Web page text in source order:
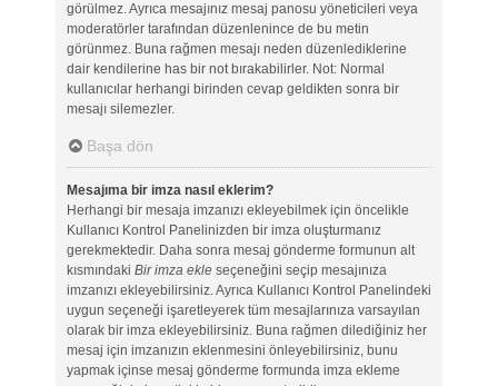
görülmez. Ayrıca mesajınız mesaj panosu yöneticileri veya
moderatörler tarafından düzenlenince de bu metin
görünmez. Buna rağmen mesajı neden düzenlediklerine
dair kendilerine has bir not bırakabilirler. Not: Normal
kullanıcılar herhangi birinden cevap geldikten sonra bir
mesajı silemezler.
Başa dön
Mesajıma bir imza nasıl eklerim?
Herhangi bir mesaja imzanızı ekleyebilmek için öncelikle
Kullanıcı Kontrol Panelinizden bir imza oluşturmanız
gerekmektedir. Daha sonra mesaj gönderme formunun alt
kısmındaki Bir imza ekleseçeneğini seçip mesajınıza
imzanızı ekleyebilirsiniz. Ayrıca Kullanıcı Kontrol Panelindeki
uygun seçeneği işaretleyerek tüm mesajlarınıza varsayılan
olarak bir imza ekleyebilirsiniz. Buna rağmen dilediğiniz her
mesaj için imzanızın eklenmesini önleyebilirsiniz, bunu
yapmak içinse mesaj gönderme formunda imza ekleme